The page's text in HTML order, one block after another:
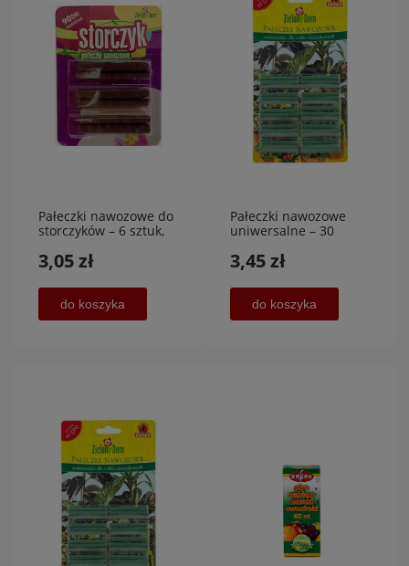
Pałeczki nawozowe do
storczyków – 6 sztuk,
3,05 zł
do koszyka
Pałeczki nawozowe
uniwersalne – 30
SP.Z.O.O
3,45 zł
do koszyka